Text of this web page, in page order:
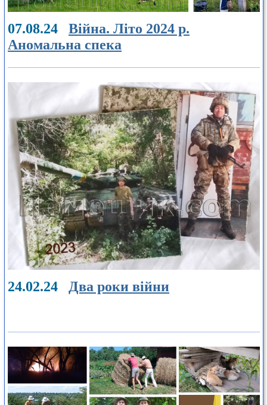
07.08.24 Війна. Літо 2024 р.
Аномальна спека
24.02.24 Два роки війни